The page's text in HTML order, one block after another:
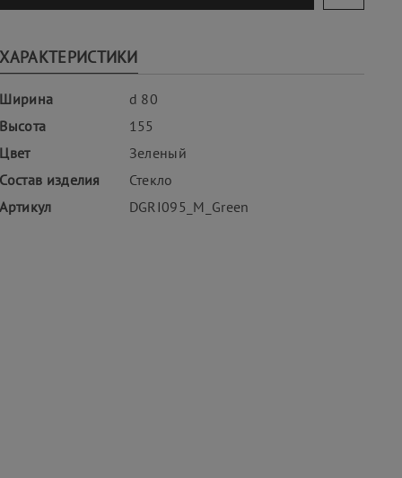
ХАРАКТЕРИСТИКИ
Ширина
d 80
Высота
155
Цвет
Зеленый
Состав изделия
Стекло
Артикул
DGRI095_M_Green